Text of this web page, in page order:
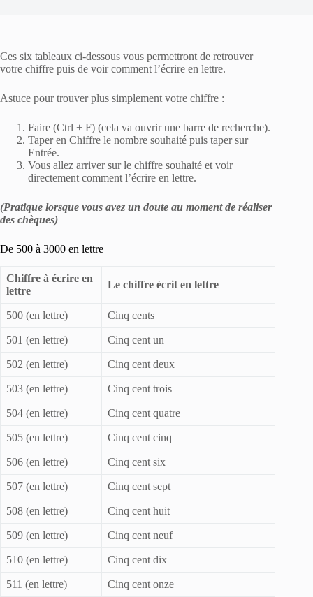
Ces six tableaux ci-dessous vous permettront de retrouver
votre chiffre puis de voir comment l’écrire en lettre.
Astuce pour trouver plus simplement votre chiffre :
Faire (Ctrl + F) (cela va ouvrir une barre de recherche).
Taper en Chiffre le nombre souhaité puis taper sur
Entrée.
Vous allez arriver sur le chiffre souhaité et voir
directement comment l’écrire en lettre.
(Pratique lorsque vous avez un doute au moment de réaliser
des chèques)
De 500 à 3000 en lettre
Chiffre à écrire en
lettre
Le chiffre écrit en lettre
500 (en lettre) Cinq cents
501 (en lettre) Cinq cent un
502 (en lettre) Cinq cent deux
503 (en lettre) Cinq cent trois
504 (en lettre) Cinq cent quatre
505 (en lettre) Cinq cent cinq
506 (en lettre) Cinq cent six
507 (en lettre) Cinq cent sept
508 (en lettre) Cinq cent huit
509 (en lettre) Cinq cent neuf
510 (en lettre) Cinq cent dix
511 (en lettre) Cinq cent onze